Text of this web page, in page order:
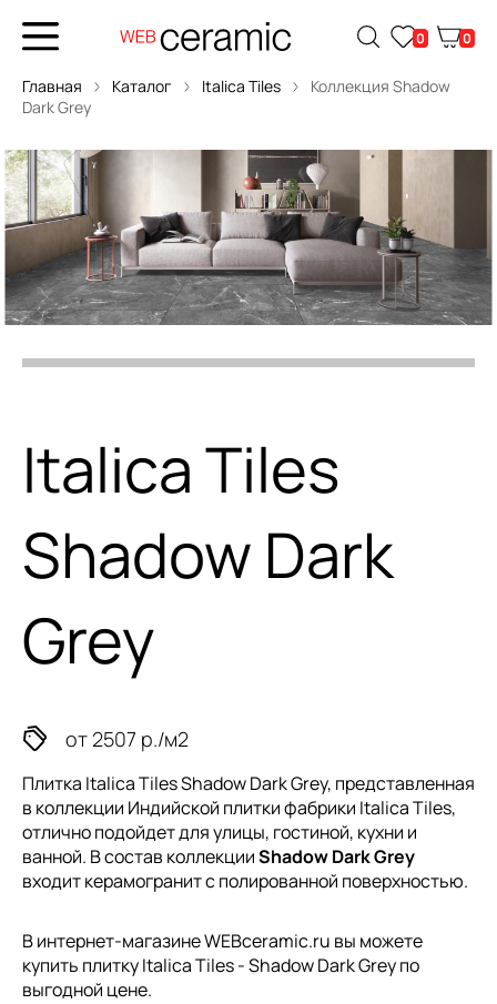
0 0
Главная Каталог Italica Tiles
Коллекция Shadow
Dark Grey
Italica Tiles
Shadow Dark
Grey
от 2507 р./м2
Плитка Italica Tiles Shadow Dark Grey, представленная
в коллекции Индийской плиткифабрики Italica Tiles,
отлично подойдет для улицы, гостиной, кухни и
ванной. В состав коллекцииShadow Dark Grey
входит керамогранит с полированной поверхностью.
В интернет-магазине WEBceramic.ru вы можете
купить плитку Italica Tiles - Shadow Dark Grey по
выгодной цене.